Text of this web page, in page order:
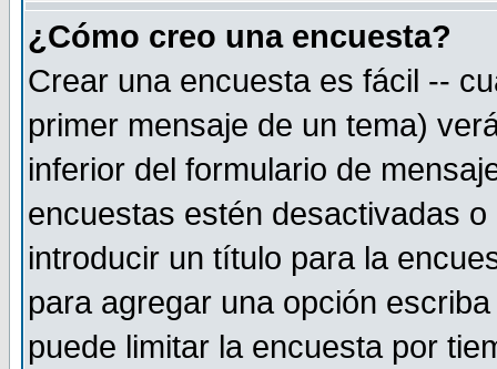
¿Cómo creo una encuesta?
Crear una encuesta es fácil --
primer mensaje de un tema)
inferior del formulario de
encuestas estén desactivadas
introducir un título para la
para agregar una opción
puede limitar la encuesta por